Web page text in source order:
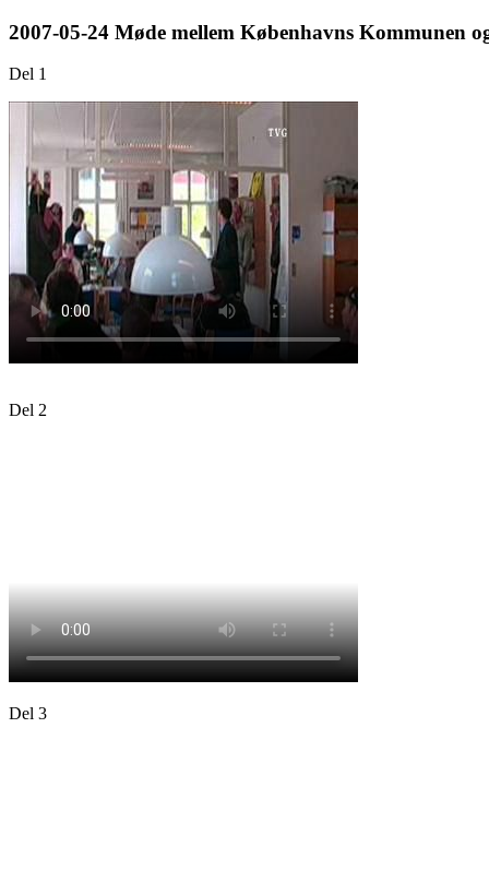
2007-05-24 Møde mellem Københavns Kommunen
Del 1
Del 2
Del 3